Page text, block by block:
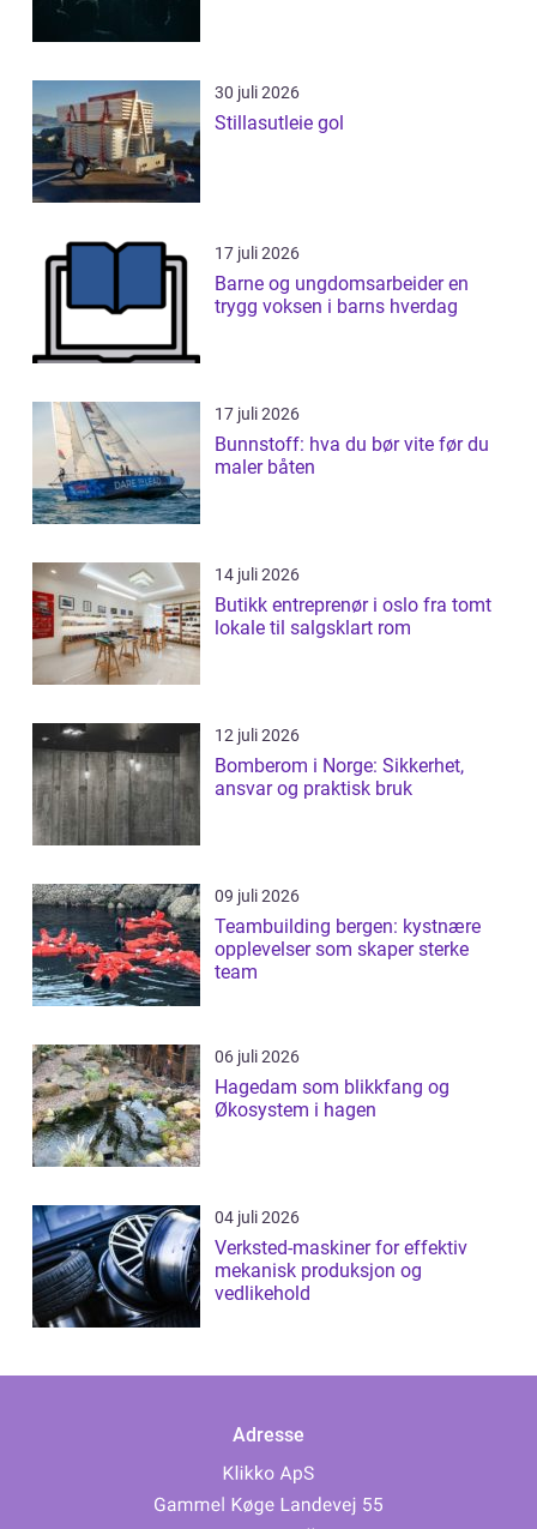
30 juli 2026
Stillasutleie gol
17 juli 2026
Barne og ungdomsarbeider en
trygg voksen i barns hverdag
17 juli 2026
Bunnstoff: hva du bør vite før du
maler båten
14 juli 2026
Butikk entreprenør i oslo fra tomt
lokale til salgsklart rom
12 juli 2026
Bomberom i Norge: Sikkerhet,
ansvar og praktisk bruk
09 juli 2026
Teambuilding bergen: kystnære
opplevelser som skaper sterke
team
06 juli 2026
Hagedam som blikkfang og
Økosystem i hagen
04 juli 2026
Verksted-maskiner for effektiv
mekanisk produksjon og
vedlikehold
Adresse